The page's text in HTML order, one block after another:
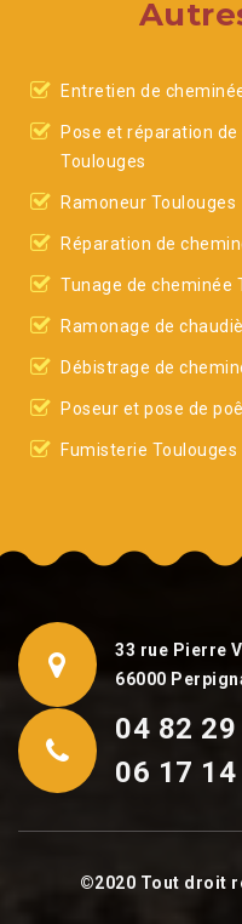
Entretien de
Pose et réparation
Toulouges
Ramoneur Toulouges
Réparation de
Tunage de cheminée
Ramonage de
Débistrage de
Poseur et pose de
Fumisterie Toulouges
33 rue Pierre
66000
04 82
06 17 14
©2020 Tout droit